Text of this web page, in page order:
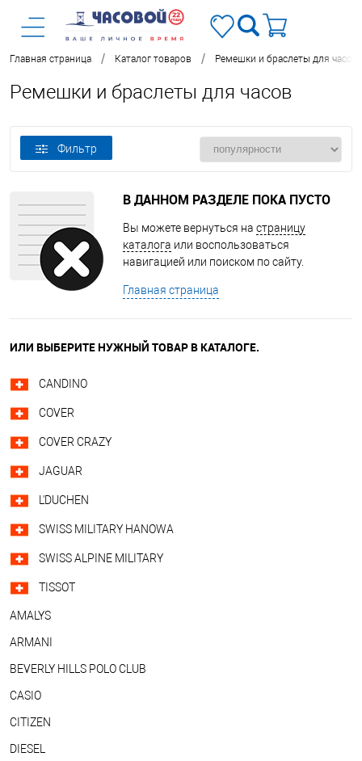
Главная страница / Каталог товаров / Ремешки и браслеты для часов
Ремешки и браслеты для часов
Фильтр
В ДАННОМ РАЗДЕЛЕ ПОКА ПУСТО
Вы можете вернуться на страницу
каталога или воспользоваться
навигацией или поиском по сайту.
Главная страница
ИЛИ ВЫБЕРИТЕ НУЖНЫЙ ТОВАР В КАТАЛОГЕ.
CANDINO
COVER
COVER CRAZY
JAGUAR
L'DUCHEN
SWISS MILITARY HANOWA
SWISS ALPINE MILITARY
TISSOT
AMALYS
ARMANI
BEVERLY HILLS POLO CLUB
CASIO
CITIZEN
DIESEL